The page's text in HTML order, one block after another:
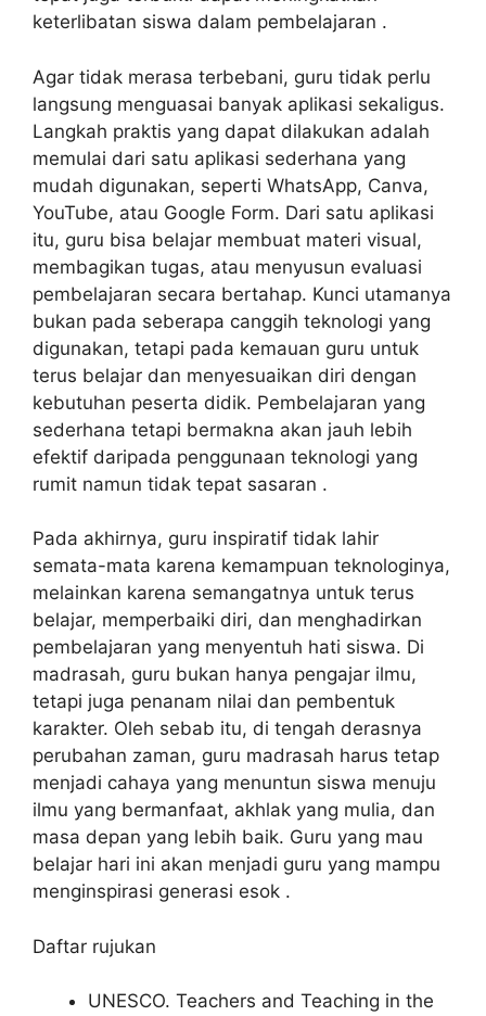
keterlibatan siswa dalam pembelajaran .
Agar tidak merasa terbebani, guru tidak perlu
langsung menguasai banyak aplikasi sekaligus.
Langkah praktis yang dapat dilakukan adalah
memulai dari satu aplikasi sederhana yang
mudah digunakan, seperti WhatsApp, Canva,
YouTube, atau Google Form. Dari satu aplikasi
itu, guru bisa belajar membuat materi visual,
membagikan tugas, atau menyusun evaluasi
pembelajaran secara bertahap. Kunci utamanya
bukan pada seberapa canggih teknologi yang
digunakan, tetapi pada kemauan guru untuk
terus belajar dan menyesuaikan diri dengan
kebutuhan peserta didik. Pembelajaran yang
sederhana tetapi bermakna akan jauh lebih
efektif daripada penggunaan teknologi yang
rumit namun tidak tepat sasaran .
Pada akhirnya, guru inspiratif tidak lahir
semata-mata karena kemampuan teknologinya,
melainkan karena semangatnya untuk terus
belajar, memperbaiki diri, dan menghadirkan
pembelajaran yang menyentuh hati siswa. Di
madrasah, guru bukan hanya pengajar ilmu,
tetapi juga penanam nilai dan pembentuk
karakter. Oleh sebab itu, di tengah derasnya
perubahan zaman, guru madrasah harus tetap
menjadi cahaya yang menuntun siswa menuju
ilmu yang bermanfaat, akhlak yang mulia, dan
masa depan yang lebih baik. Guru yang mau
belajar hari ini akan menjadi guru yang mampu
menginspirasi generasi esok .
Daftar rujukan
UNESCO. Teachers and Teaching in the